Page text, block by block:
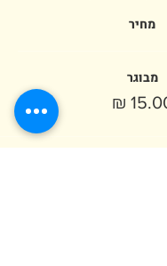
מחיר
מבוגר